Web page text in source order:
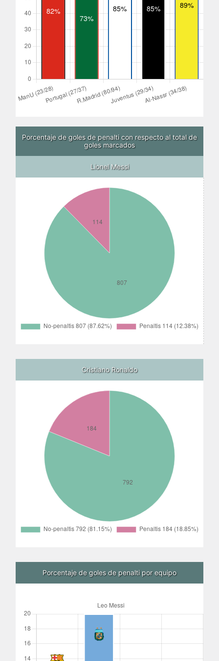
Porcentaje de goles de penalti con respecto al total de
goles marcados
Lionel Messi
Cristiano Ronaldo
Porcentaje de goles de penalti por equipo